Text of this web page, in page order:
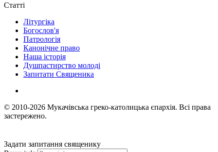
Статті
Літургіка
Богослов'я
Патрологія
Канонічне право
Наша історія
Душпастирство молоді
Запитати Священика
© 2010-2026 Мукачівська греко-католицька єпархія. Всі права
застережено.
Задати запитання священику